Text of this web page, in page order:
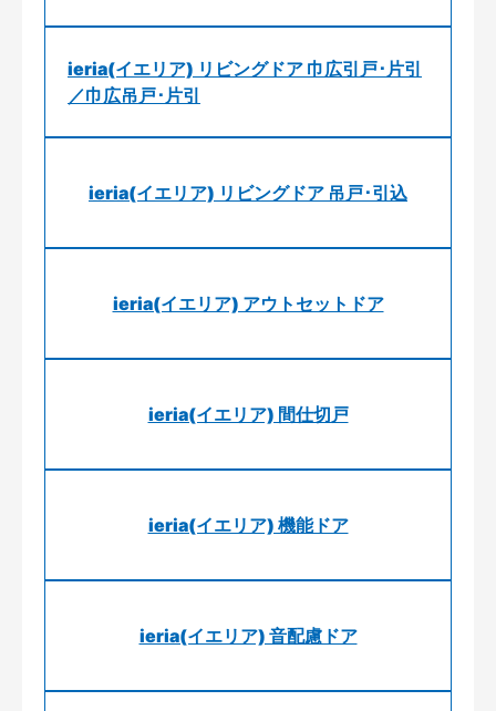
ieria(イエリア) リビングドア 巾広引戸･片引
／巾広吊戸･片引
ieria(イエリア) リビングドア 吊戸･引込
ieria(イエリア) アウトセットドア
ieria(イエリア) 間仕切戸
ieria(イエリア) 機能ドア
ieria(イエリア) 音配慮ドア